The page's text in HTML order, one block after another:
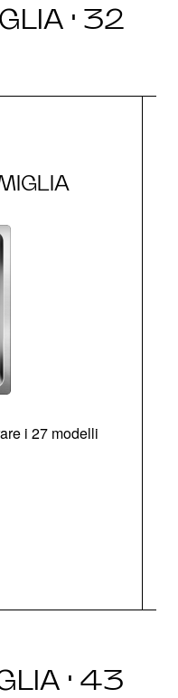
· 32
i 27 modelli
· 43